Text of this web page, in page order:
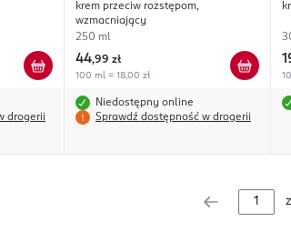
drogerii
krem przeciw rozstępom,
wzmacniający
250 ml
44,99 zł
100 ml = 18,00 zł
Niedostępny online
Sprawdź dostępność w drogerii
z